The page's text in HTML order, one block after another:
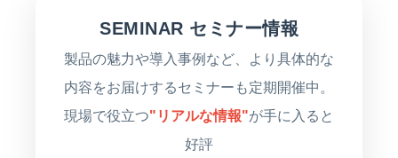
SEMINAR セミナー情報
製品の魅力や導入事例など、より具体的な
内容をお届けするセミナーも定期開催中。
現場で役立つ"リアルな情報"が手に入ると
好評